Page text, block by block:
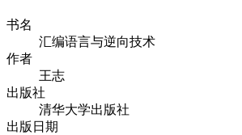
书名
汇编语言与逆向技术
作者
王志
出版社
清华大学出版社
出版日期